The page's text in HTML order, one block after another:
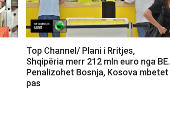
Top Channel/ Plani i Rritjes,
Shqipëria merr 212 mln euro nga BE.
Penalizohet Bosnja, Kosova mbetet
pas